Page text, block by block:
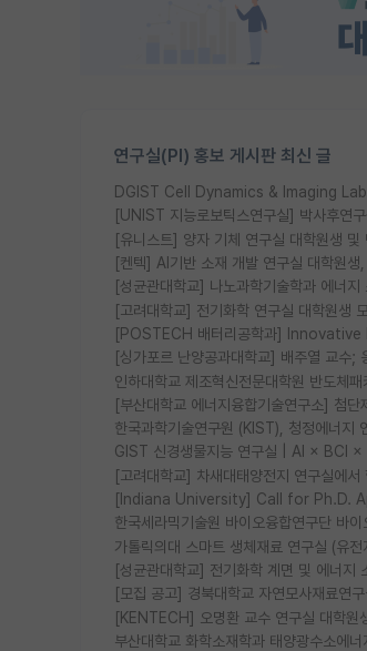
연구실(PI) 홍보 게시판 최신 글
DGIST Cell Dynamics & Imaging Lab
[UNIST 지능로보틱스연구실] 박사후연
[유니스트] 양자 기체 연구실 대학원생 및
[켄텍] AI기반 소재 개발 연구실 대학원생
[성균관대학교] 나노과학기술학과 에너
[고려대학교] 전기화학 연구실 대학원생
[POSTECH 배터리공학과] Innovative
[싱가포르 난양공과대학교] 배주열 교
인하대학교 제조혁신전문대학원 반도체
[부산대학교 에너지융합기술연구소] 첨
한국과학기술연구원 (KIST), 청정에너
GIST 신경생물지능 연구실 | AI ×
[고려대학교] 차새대태양전지 연구실에
[Indiana University] Call for Ph.D.
한국세라믹기술원 바이오융합연구단 바
가톨릭의대 스마트 생체재료 연구실 (유
[성균관대학교] 전기화학 계면 및 에너지
[모집 공고] 경북대학교 자연모사재료연
[KENTECH] 오명환 교수 연구실 대학원
부산대학교 화학소재학과 태양광수소에